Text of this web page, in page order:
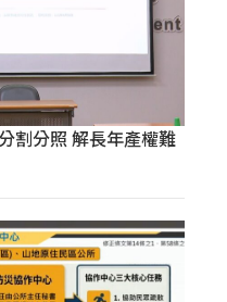
割分照 解長年產權難